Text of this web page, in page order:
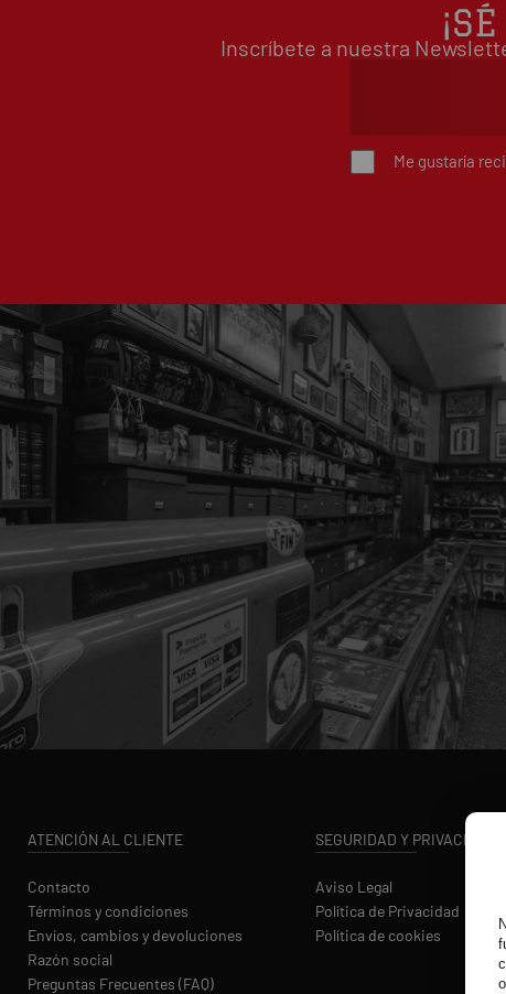
Inscríbete a nuestra
Me gustaría
ATENCIÓN AL CLIENTE
Contacto
Términos y condiciones
Envíos, cambios y devoluciones
Razón social
Preguntas Frecuentes (FAQ)
SEGURIDAD Y PRIVACIDAD
Aviso Legal
Política de Privacidad
Política de cookies